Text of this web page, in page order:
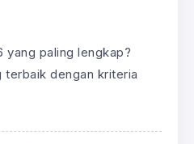
yang paling lengkap?
terbaik dengan kriteria